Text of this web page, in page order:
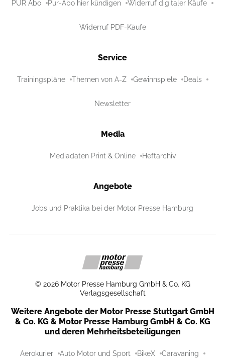
PUR Abo Pur-Abo hier kündigen Widerruf digitaler Käufe
Widerruf PDF-Käufe
Service
Trainingspläne Themen von A-Z Gewinnspiele Deals
Newsletter
Media
Mediadaten Print & Online Heftarchiv
Angebote
Jobs und Praktika bei der Motor Presse Hamburg
© 2026 Motor Presse Hamburg GmbH & Co. KG
Verlagsgesellschaft
Weitere Angebote der Motor Presse Stuttgart GmbH
& Co. KG & Motor Presse Hamburg GmbH & Co. KG
und deren Mehrheitsbeteiligungen
Aerokurier Auto Motor und Sport BikeX Caravaning